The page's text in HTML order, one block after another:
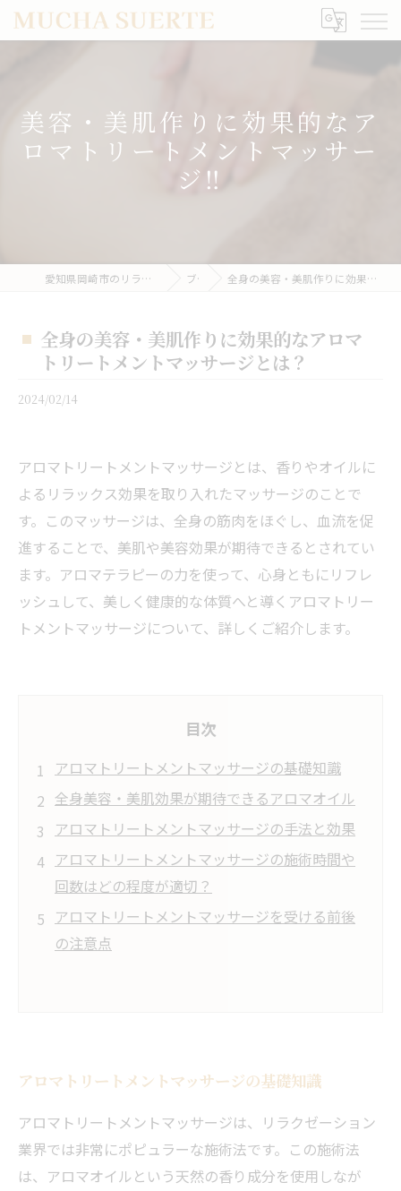
美容・美肌作りに効果的なア
ロマトリートメントマッサー
ジ‼
愛知県岡崎市のリラクゼーションならMUCHA SUERTE ブログ 全身の美容・美肌作りに効果的なアロマトリートメントマッサージとは？
全身の美容・美肌作りに効果的なアロマ
トリートメントマッサージとは？
2024/02/14
アロマトリートメントマッサージとは、香りやオイルに
よるリラックス効果を取り入れたマッサージのことで
す。このマッサージは、全身の筋肉をほぐし、血流を促
進することで、美肌や美容効果が期待できるとされてい
ます。アロマテラピーの力を使って、心身ともにリフレ
ッシュして、美しく健康的な体質へと導くアロマトリー
トメントマッサージについて、詳しくご紹介します。
目次
アロマトリートメントマッサージの基礎知識
全身美容・美肌効果が期待できるアロマオイル
アロマトリートメントマッサージの手法と効果
アロマトリートメントマッサージの施術時間や
回数はどの程度が適切？
アロマトリートメントマッサージを受ける前後
の注意点
アロマトリートメントマッサージの基礎知識
アロマトリートメントマッサージは、リラクゼーション
業界では非常にポピュラーな施術法です。この施術法
は、アロマオイルという天然の香り成分を使用しなが